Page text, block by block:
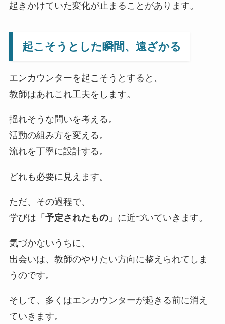
起きかけていた変化が止まることがあります。
起こそうとした瞬間、遠ざかる
エンカウンターを起こそうとすると、
教師はあれこれ工夫をします。
揺れそうな問いを考える。
活動の組み方を変える。
流れを丁寧に設計する。
どれも必要に見えます。
ただ、その過程で、
学びは「 予定されたもの」に近づいていきます。
気づかないうちに、
出会いは、教師のやりたい方向に整えられてしま
うのです。
そして、多くはエンカウンターが起きる前に消え
ていきます。